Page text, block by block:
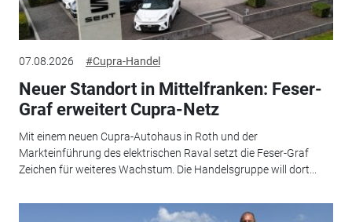
07.08.2026 #Cupra-Handel
Neuer Standort in Mittelfranken: Feser-
Graf erweitert Cupra-Netz
Mit einem neuen Cupra-Autohaus in Roth und der
Markteinführung des elektrischen Raval setzt die Feser-Graf
Zeichen für weiteres Wachstum. Die Handelsgruppe will dort...